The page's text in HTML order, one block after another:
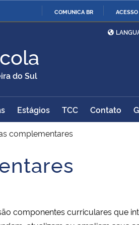
COMUNICA BR
da Defesa
Ministério das
Exteriores
da Cidadania
do
Regional
Controladoria-
Geral da União
do Sul
Estágios TCC Contato
complementares
componentes curriculares que